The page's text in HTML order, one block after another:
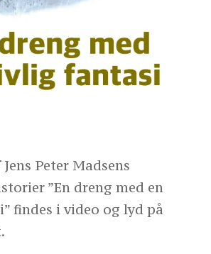
Peter Madsens
”En dreng med en
findes i video og lyd på